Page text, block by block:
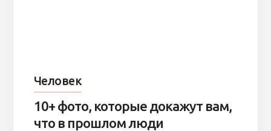
Человек
10+ фото, которые докажут вам,
что в прошлом люди